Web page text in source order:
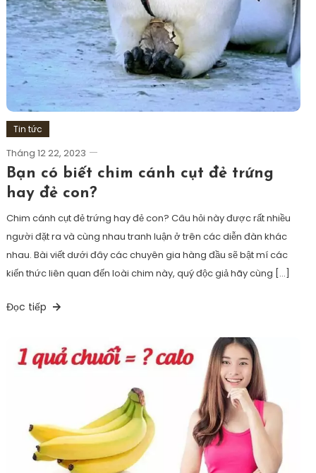
Tin tức
Tháng 12 22, 2023
Bạn có biết chim cánh cụt đẻ trứng
hay đẻ con?
Chim cánh cụt đẻ trứng hay đẻ con? Câu hỏi này được rất nhiều
người đặt ra và cùng nhau tranh luận ở trên các diễn đàn khác
nhau. Bài viết dưới đây các chuyên gia hàng đầu sẽ bật mí các
kiến thức liên quan đến loài chim này, quý độc giả hãy cùng […]
Đọc tiếp